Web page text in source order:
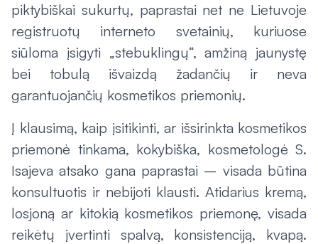
piktybiškai sukurtų, paprastai net ne Lietuvoje
registruotų interneto svetainių, kuriuose
siūloma įsigyti „stebuklingų“, amžiną jaunystę
bei tobulą išvaizdą žadančių ir neva
garantuojančių kosmetikos priemonių.
Į klausimą, kaip įsitikinti, ar išsirinkta kosmetikos
priemonė tinkama, kokybiška, kosmetologė S.
Isajeva atsako gana paprastai – visada būtina
konsultuotis ir nebijoti klausti. Atidarius kremą,
losjoną ar kitokią kosmetikos priemonę, visada
reikėtų įvertinti spalvą, konsistenciją, kvapą.